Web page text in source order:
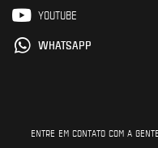
YOUTUBE
WHATSAPP
ENTRE EM CONTATO COM A